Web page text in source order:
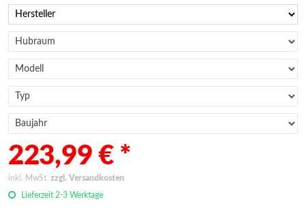
223,99 € *
inkl. MwSt. zzgl. Versandkosten
Lieferzeit 2-3 Werktage